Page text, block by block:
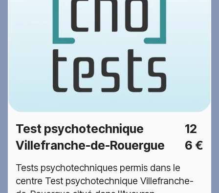
Test psychotechnique
Villefranche-de-Rouergue
12
6 €
Tests psychotechniques permis dans le
centre Test psychotechnique Villefranche-